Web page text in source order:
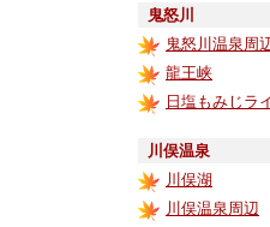
鬼怒川
鬼怒川温泉周
龍王峡
日塩もみじラ
川俣温泉
川俣湖
川俣温泉周辺